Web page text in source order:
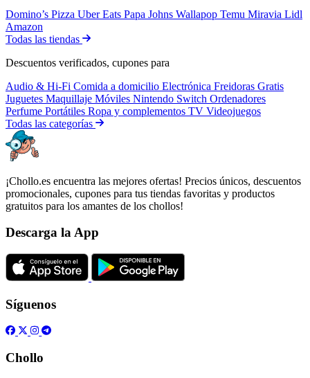
Domino’s Pizza Uber Eats Papa Johns Wallapop Temu Miravia Lidl
Amazon
Todas las tiendas
Descuentos verificados, cupones para
Audio & Hi-Fi Comida a domicilio Electrónica Freidoras Gratis
Juguetes Maquillaje Móviles Nintendo Switch Ordenadores
Perfume Portátiles Ropa y complementos TV Videojuegos
Todas las categorías
¡Chollo.es encuentra las mejores ofertas! Precios únicos, descuentos
promocionales, cupones para tus tiendas favoritas y productos
gratuitos para los amantes de los chollos!
Descarga la App
Síguenos
Chollo